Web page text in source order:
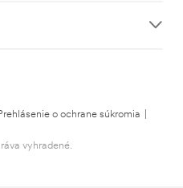
o ochrane súkromia
vyhradené.